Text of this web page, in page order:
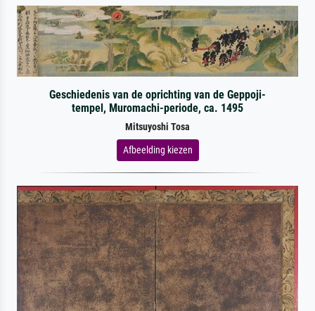
Geschiedenis van de oprichting van de Geppoji-
tempel, Muromachi-periode, ca. 1495
Mitsuyoshi Tosa
Afbeelding kiezen